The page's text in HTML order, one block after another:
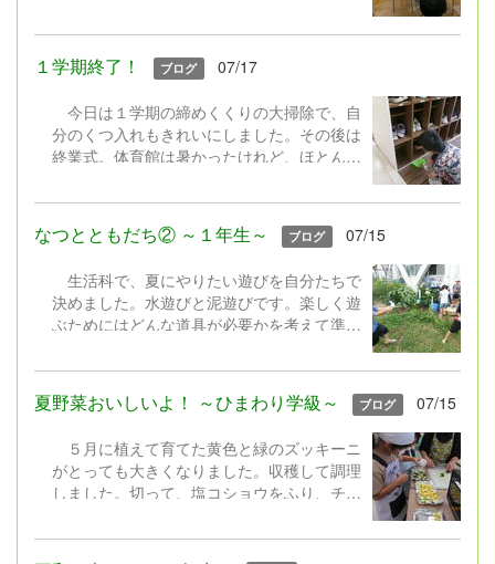
た。元気に手を振ってくれる人、笑顔を見せ
てくれる人、恥ずかしくてカメラをオフにす
る人などさまざまでしたが、どの学年もみん
は、６年生が総合で作成した平和についての
動画を見たり、低学年は絵本を読んだりし
て、過去や現在の戦争のこと、未来に向けて
えていました。 あと約20日間の夏休み。
引き続き安全にそして有意義に過ごしてくだ
さい。次、また元気な犬丸っ子たちに会える
ことを楽しみにしています。
１学期終了！ ブログ 07/17
今日は１学期の締めくくりの大掃除で、自
分のくつ入れもきれいにしました。その後は
終業式。体育館は暑かったけれど、ほとんど
感じました。式では、通知表を見て自分をさ
らに成長させてほしいこと、考えて行動する
夏休みにしてほしいことなどを話しました。
どの学年も担任から一人一人に通知表が渡さ
れました。さあ、明日からいよいよ夏休みで
す。安全にそして有意義に過ごしてくださ
なつとともだち② ～１年生～ ブログ 07/15
生活科で、夏にやりたい遊びを自分たちで
決めました。水遊びと泥遊びです。楽しく遊
ぶためにはどんな道具が必要かを考えて準備
ペットボトル、スコップ、じょうろ、バケ
ツ、たらい等を持ち寄りました。遊びを通し
て、水の気持ちよさや泥の感触を感じたり、
たりして工夫して夢中になって遊びました。
びしょ濡れ、泥だらけになって最後はプール
のシャワーできれいになりました。楽しかっ
夏野菜おいしいよ！ ～ひまわり学級～ ブログ 07/15
５月に植えて育てた黄色と緑のズッキーニ
がとっても大きくなりました。収穫して調理
しました。切って、塩コショウをふり、チー
だかなぁ」とのぞき込んでいました。チン！
できあがり。みんなで育てた＆採れたてのズ